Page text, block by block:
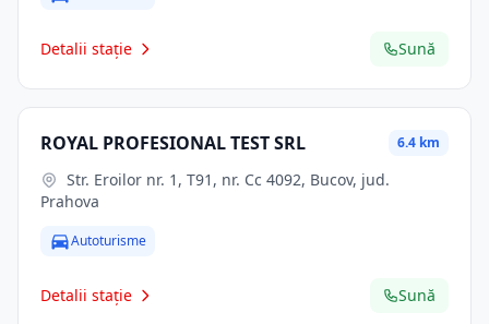
Detalii stație Sună
ROYAL PROFESIONAL TEST SRL 6.4 km
Prahova
Autoturisme
Detalii stație Sună